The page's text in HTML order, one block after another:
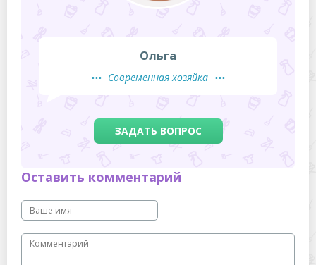
Ольга
Современная хозяйка
ЗАДАТЬ ВОПРОС
Оставить комментарий